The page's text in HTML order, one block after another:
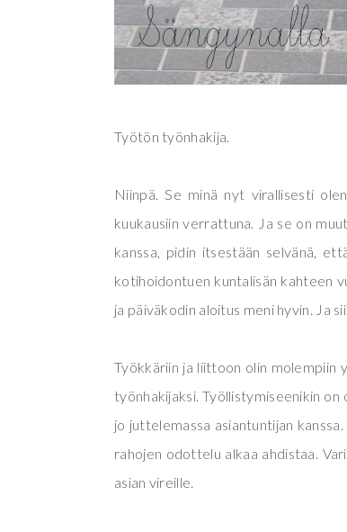
Työtön työnhakija.
Niinpä. Se minä nyt virallisesti
kuukausiin verrattuna. Ja se on
kanssa, pidin itsestään selvänä,
kotihoidontuen kuntalisän kahteen
ja päiväkodin aloitus meni hyvin. Ja
Työkkäriin ja liittoon olin molempiin
työnhakijaksi. Työllistymiseenikin
jo juttelemassa asiantuntijan
rahojen odottelu alkaa ahdistaa.
asian vireille.